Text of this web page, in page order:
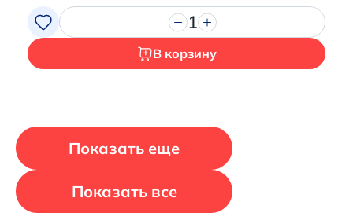
1
В корзину
Показать еще
Показать все